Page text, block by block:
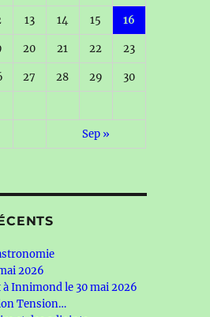
13 14 15 16
20 21 22 23
27 28 29 30
Sep »
2026
Innimond le 30 mai 2026
Tension…